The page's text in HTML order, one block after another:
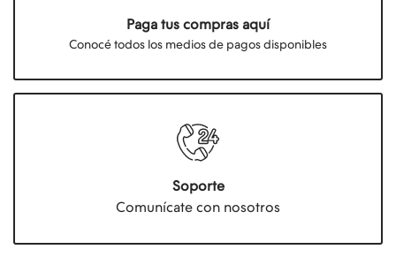
Paga tus compras aquí
Conocé todos los medios de pagos disponibles
Soporte
Comunícate con nosotros